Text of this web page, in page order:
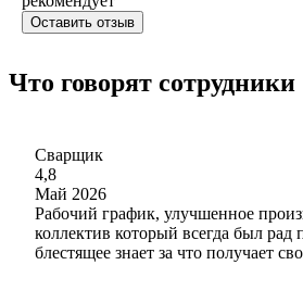
Оставить отзыв
Что говорят сотрудники
Сварщик
4,8
Май 2026
Рабочий график, улучшенное
коллектив который всегда был
блестящее знает за что получает